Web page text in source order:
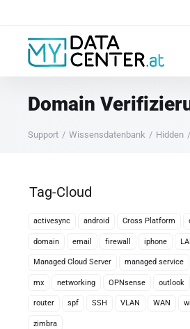
Domain
Support Wissensdatenbank Hidden
Tag-Cloud
activesync android Cross Platform
domain email firewall iphone
Managed Cloud Server managed service
mx networking OPNsense outlook
router spf SSH VLAN WAN
zimbra